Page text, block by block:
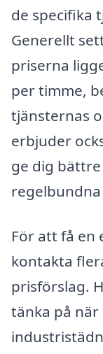
de specifika
Generellt
priserna
per timme,
tjänsternas
erbjuder
ge dig
För att få en
kontakta
prisförslag.
tänka på